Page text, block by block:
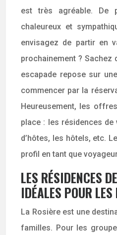
est très agréable. De
chaleureux et
envisagez de partir en
prochainement ? Sachez
escapade repose sur
commencer par la
Heureusement, les
place : les résidences
d’hôtes, les hôtels, etc.
profil en tant que
LES RÉSIDENCES
IDÉALES POUR
La Rosière est une
familles. Pour les